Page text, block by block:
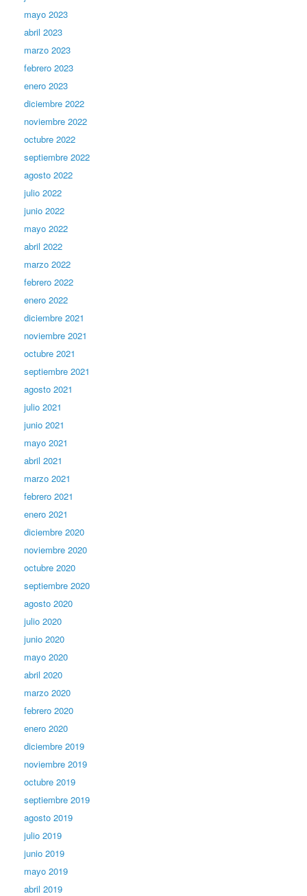
mayo 2023
abril 2023
marzo 2023
febrero 2023
enero 2023
diciembre 2022
noviembre 2022
octubre 2022
septiembre 2022
agosto 2022
julio 2022
junio 2022
mayo 2022
abril 2022
marzo 2022
febrero 2022
enero 2022
diciembre 2021
noviembre 2021
octubre 2021
septiembre 2021
agosto 2021
julio 2021
junio 2021
mayo 2021
abril 2021
marzo 2021
febrero 2021
enero 2021
diciembre 2020
noviembre 2020
octubre 2020
septiembre 2020
agosto 2020
julio 2020
junio 2020
mayo 2020
abril 2020
marzo 2020
febrero 2020
enero 2020
diciembre 2019
noviembre 2019
octubre 2019
septiembre 2019
agosto 2019
julio 2019
junio 2019
mayo 2019
abril 2019